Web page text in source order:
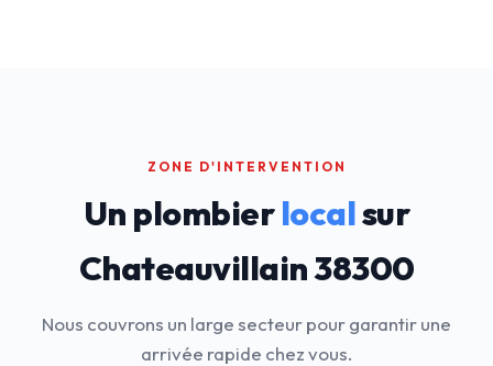
ZONE D'INTERVENTION
Un plombierlocalsur
Chateauvillain 38300
Nous couvrons un large secteur pour garantir une
arrivée rapide chez vous.